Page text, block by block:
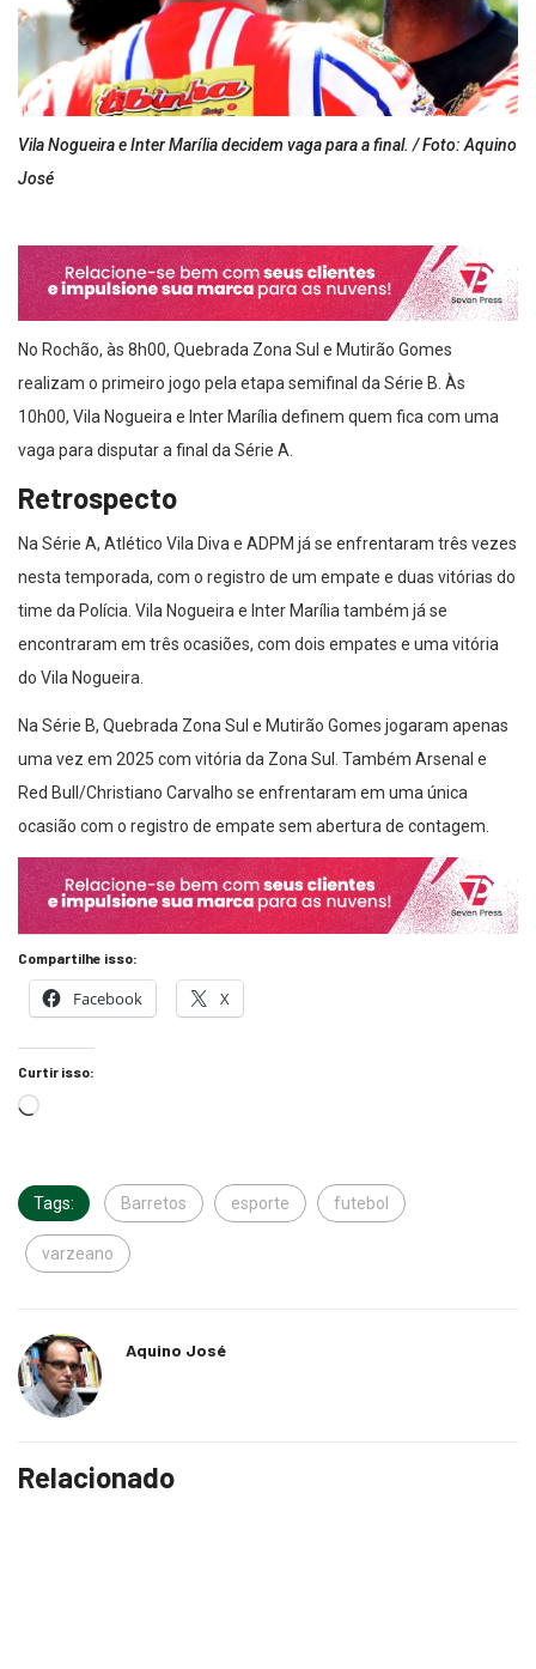
Vila Nogueira e Inter Marília decidem vaga para a final. / Foto: Aquino
José
No Rochão, às 8h00, Quebrada Zona Sul e Mutirão Gomes
realizam o primeiro jogo pela etapa semifinal da Série B. Às
10h00, Vila Nogueira e Inter Marília definem quem fica com uma
vaga para disputar a final da Série A.
Retrospecto
Na Série A, Atlético Vila Diva e ADPM já se enfrentaram três vezes
nesta temporada, com o registro de um empate e duas vitórias do
time da Polícia. Vila Nogueira e Inter Marília também já se
encontraram em três ocasiões, com dois empates e uma vitória
do Vila Nogueira.
Na Série B, Quebrada Zona Sul e Mutirão Gomes jogaram apenas
uma vez em 2025 com vitória da Zona Sul. Também Arsenal e
Red Bull/Christiano Carvalho se enfrentaram em uma única
ocasião com o registro de empate sem abertura de contagem.
Compartilhe isso:
Facebook X
Curtir isso:
Tags: Barretos esporte futebol
varzeano
Aquino José
Relacionado